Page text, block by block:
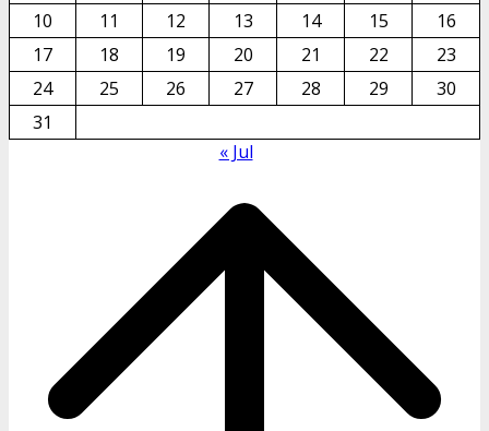
10
11 12 13 14 15
16
17
18 19 20 21 22
23
24
25 26 27 28 29
30
31
« Jul